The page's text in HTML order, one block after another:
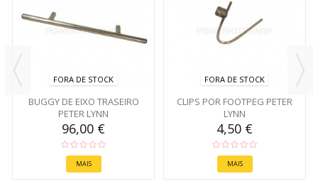
FORA DE STOCK
BUGGY DE EIXO TRASEIRO
PETER LYNN
96,00 €
MAIS
FORA DE STOCK
CLIPS POR FOOTPEG PETER
LYNN
4,50 €
MAIS